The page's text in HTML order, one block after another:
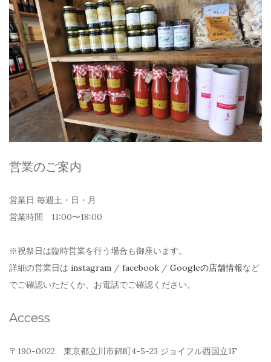
営業のご案内
営業日 毎週土・日・月
営業時間 11:00〜18:00
※祝祭日は臨時営業を行う場合も御座います。
詳細の営業日は instagram / facebook / Googleの店舗情報など
でご確認いただくか、お電話でご確認ください。
Access
〒190-0022 東京都立川市錦町4-5-23 ジョイフル西国立1F